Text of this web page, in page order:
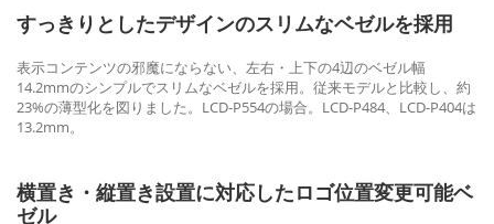
すっきりとしたデザインのスリムなベゼルを採用
表示コンテンツの邪魔にならない、左右・上下の4辺のベゼル幅
14.2mmのシンプルでスリムなベゼルを採用。従来モデルと比較し、約
23%の薄型化を図りました。LCD-P554の場合。LCD-P484、LCD-P404は
13.2mm。
横置き・縦置き設置に対応したロゴ位置変更可能ベ
ゼル